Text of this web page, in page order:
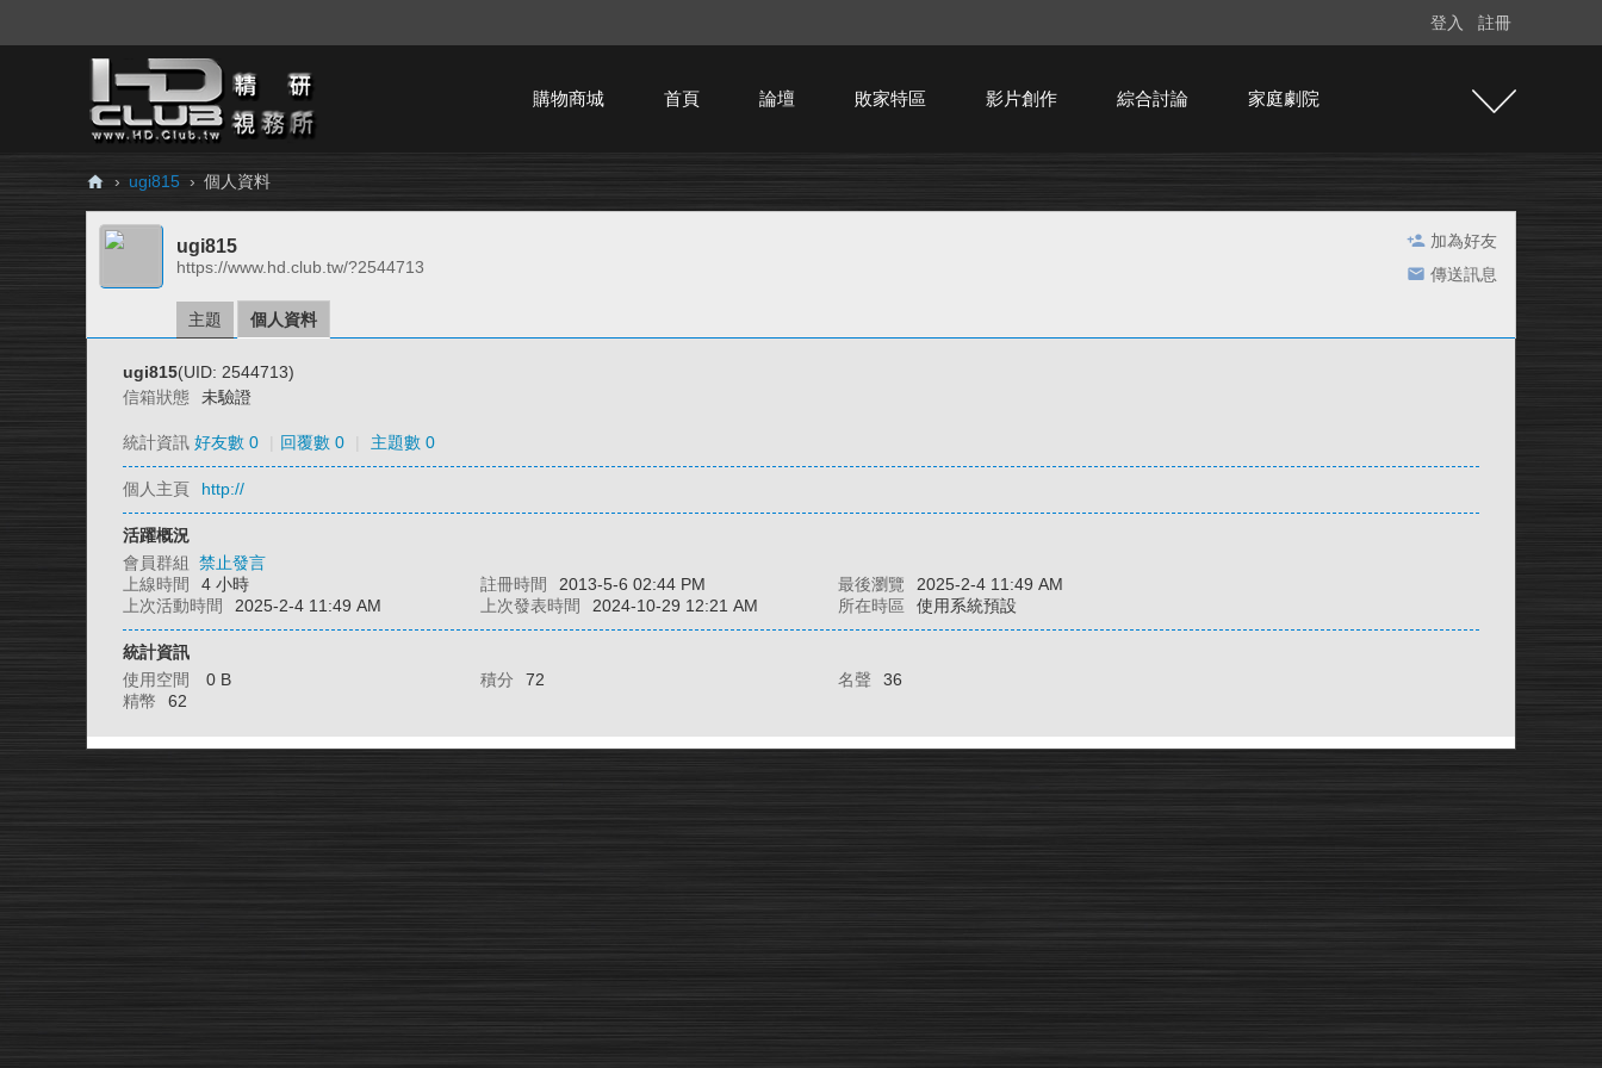
登入 註冊
購物商城 首頁 論壇 敗家特區 影片創作 綜合討論 家庭劇院
H
Cl
› ugi815 › 個人資料
加為好友
傳送訊息
ugi815
https://www.hd.club.tw/?2544713
主題 個人資料
ugi815(UID: 2544713)
信箱狀態
未驗證
統計資訊 好友數 0 回覆數 0 主題數 0
個人主頁 http://
活躍概況
會員群組 禁止發言
上線時間
4 小時 註冊時間 2013-5-6 02:44 PM 最後瀏覽
2025-2-4 11:49 AM
上次活動時間
2025-2-4 11:49 AM 上次發表時間 2024-10-29 12:21 AM 所在時區 使用系統預設
統計資訊
使用空間
0 B 積分 72 名聲
36
精幣
62